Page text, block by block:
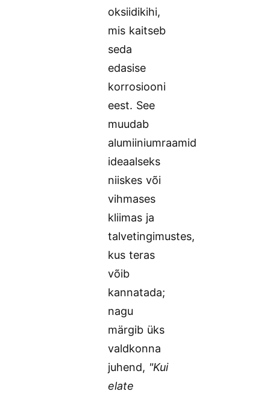
oksiidikihi,
mis kaitseb
seda
edasise
korrosiooni
eest. See
muudab
alumiiniumraamid
ideaalseks
niiskes või
vihmases
kliimas ja
talvetingimustes,
kus teras
võib
kannatada;
nagu
märgib üks
valdkonna
juhend, "Kui
elate